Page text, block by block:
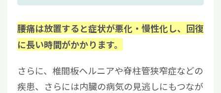
腰痛は放置すると症状が悪化・慢性化し、回復
に長い時間がかかります。
さらに、椎間板ヘルニアや脊柱管狭窄症などの
疾患、さらには内臓の病気の見逃しにもつなが